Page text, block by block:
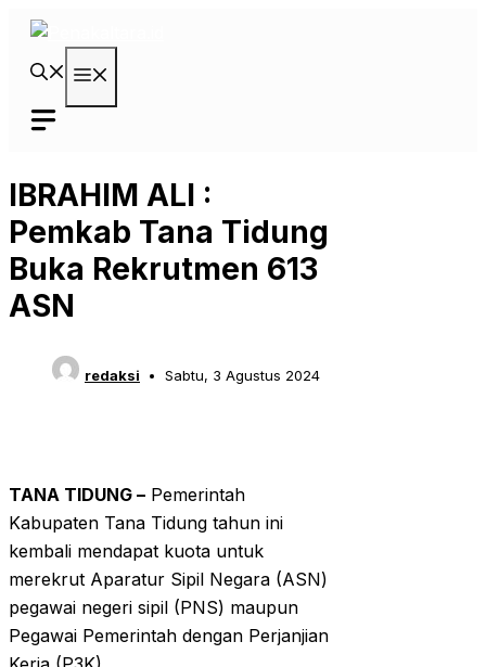
Langsung
IBRAHIM ALI :
Pemkab Tana Tidung
Buka Rekrutmen 613
ASN
redaksi Sabtu, 3 Agustus 2024
TANA TIDUNG – Pemerintah
Kabupaten Tana Tidung tahun ini
kembali mendapat kuota untuk
merekrut Aparatur Sipil Negara (ASN)
pegawai negeri sipil (PNS) maupun
Pegawai Pemerintah dengan Perjanjian